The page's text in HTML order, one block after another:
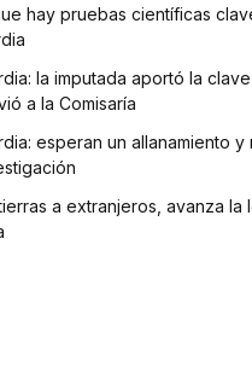
hay pruebas científicas
la imputada aportó la
a la Comisaría
esperan un allanamiento y
a extranjeros, avanza la